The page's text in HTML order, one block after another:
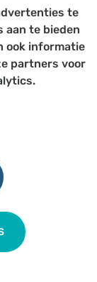
te
aan te bieden
ook informatie
partners voor
|Disclaimer